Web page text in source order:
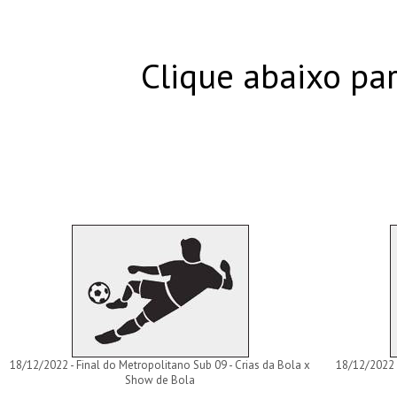
Clique abaixo
18/12/2022 - Final do Metropolitano Sub 09 - Crias da Bola x
Show de Bola
18/12/2022